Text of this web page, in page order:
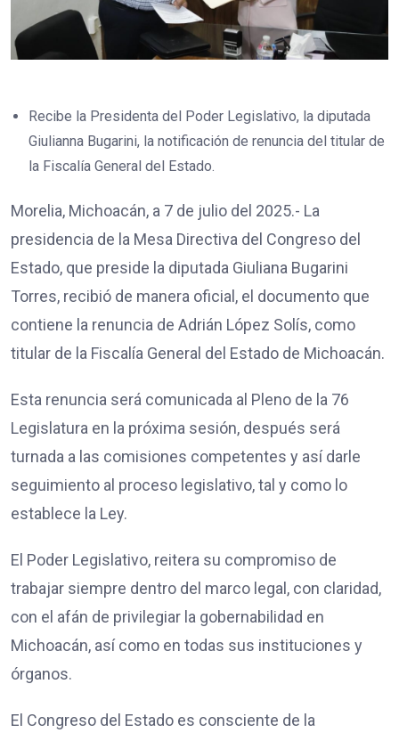
Recibe la Presidenta del Poder Legislativo, la diputada
Giulianna Bugarini, la notificación de renuncia del titular de
la Fiscalía General del Estado.
Morelia, Michoacán, a 7 de julio del 2025.- La
presidencia de la Mesa Directiva del Congreso del
Estado, que preside la diputada Giuliana Bugarini
Torres, recibió de manera oficial, el documento que
contiene la renuncia de Adrián López Solís, como
titular de la Fiscalía General del Estado de Michoacán.
Esta renuncia será comunicada al Pleno de la 76
Legislatura en la próxima sesión, después será
turnada a las comisiones competentes y así darle
seguimiento al proceso legislativo, tal y como lo
establece la Ley.
El Poder Legislativo, reitera su compromiso de
trabajar siempre dentro del marco legal, con claridad,
con el afán de privilegiar la gobernabilidad en
Michoacán, así como en todas sus instituciones y
órganos.
El Congreso del Estado es consciente de la